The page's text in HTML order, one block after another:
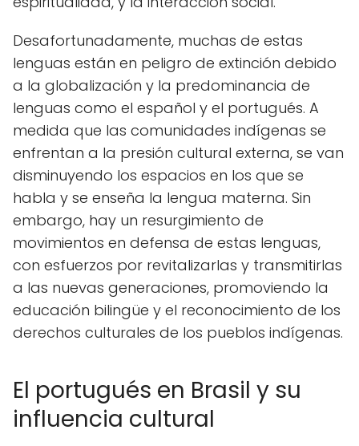
Desafortunadamente, muchas de estas
lenguas están en peligro de extinción debido
a la globalización y la predominancia de
lenguas como el español y el portugués. A
medida que las comunidades indígenas se
enfrentan a la presión cultural externa, se van
disminuyendo los espacios en los que se
habla y se enseña la lengua materna. Sin
embargo, hay un resurgimiento de
movimientos en defensa de estas lenguas,
con esfuerzos por revitalizarlas y transmitirlas
a las nuevas generaciones, promoviendo la
educación bilingüe y el reconocimiento de los
derechos culturales de los pueblos indígenas.
El portugués en Brasil y su
influencia cultural